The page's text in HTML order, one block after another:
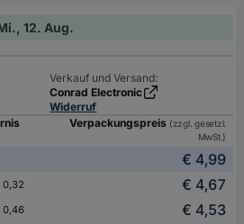
12. Aug.
Verkauf und Versand:
Conrad Electronic
Widerruf
Verpackungspreis (zzgl. gesetzl.
MwSt.)
€ 4,99
0,32
€ 4,67
0,46
€ 4,53